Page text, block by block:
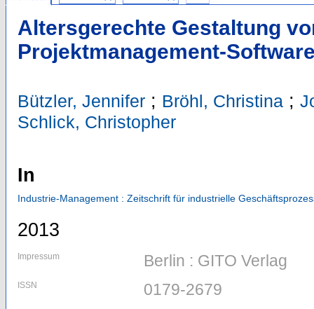
Altersgerechte Gestaltung
Projektmanagement-
Bützler, Jennifer ; Bröhl, Christina ;
Schlick, Christopher
In
Industrie-Management : Zeitschrift für industrielle
2013
Impressum Berlin : GITO Verlag
ISSN 0179-2679